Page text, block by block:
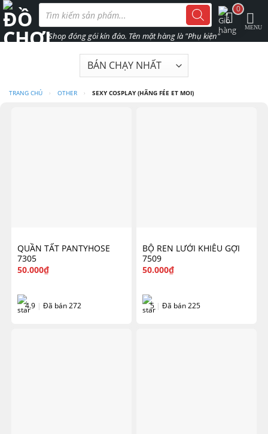
Skip
to
content
Tìm
kiếm
phẩm
TRANG CHỦ › OTHER › SEXY COSPLAY (HÃNG FÉE ET MOI)
QUẦN TẤT PANTYHOSE
7305
50.000₫
4.9 | Đã bán 272
BỘ REN LƯỚI KHIÊU GỢI
7509
50.000₫
5 | Đã bán 225
0